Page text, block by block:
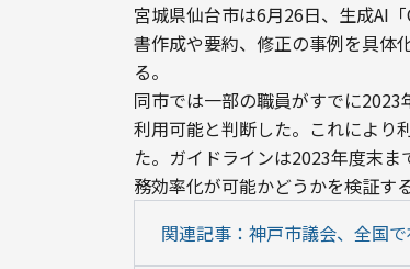
宮城県仙台市は6月26日、生成AI
書作成や要約、修正の事例を具体
る。
同市では一部の職員がすでに
利用可能と判断した。これにより
た。ガイドラインは2023年度末
務効率化が可能かどうかを検証す
関連記事：神戸市議会、全国